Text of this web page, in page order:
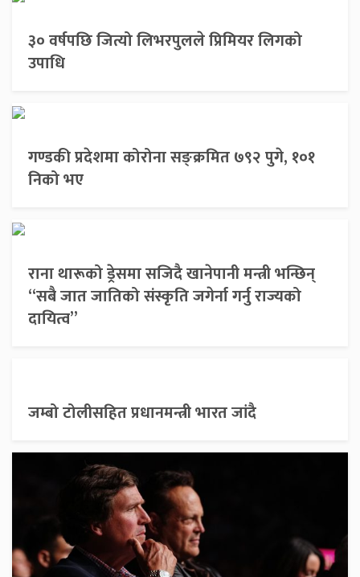
३० वर्षपछि जित्यो लिभरपुलले प्रिमियर लिगको
उपाधि
गण्डकी प्रदेशमा कोरोना सङ्क्रमित ७९२ पुगे, १०१
निको भए
राना थारूको ड्रेसमा सजिदै खानेपानी मन्त्री भन्छिन्
“सबै जात जातिको संस्कृति जगेर्ना गर्नु राज्यको
दायित्व”
जम्बो टोलीसहित प्रधानमन्त्री भारत जांदै